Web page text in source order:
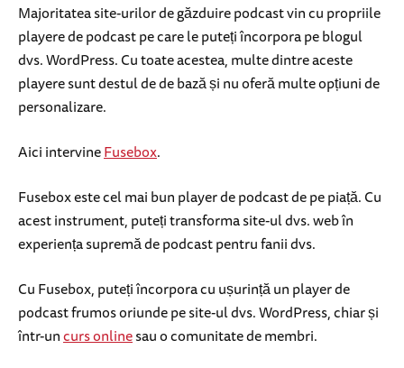
Majoritatea site-urilor de găzduire podcast vin cu propriile
playere de podcast pe care le puteți încorpora pe blogul
dvs. WordPress. Cu toate acestea, multe dintre aceste
playere sunt destul de de bază și nu oferă multe opțiuni de
personalizare.
Aici intervineFusebox.
Fusebox este cel mai bun player de podcast de pe piață. Cu
acest instrument, puteți transforma site-ul dvs. web în
experiența supremă de podcast pentru fanii dvs.
Cu Fusebox, puteți încorpora cu ușurință un player de
podcast frumos oriunde pe site-ul dvs. WordPress, chiar și
într-uncurs onlinesau o comunitate de membri.